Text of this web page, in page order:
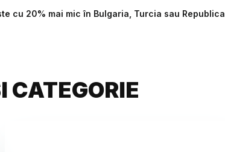
cu 20% mai mic în Bulgaria, Turcia sau Republica
CATEGORIE